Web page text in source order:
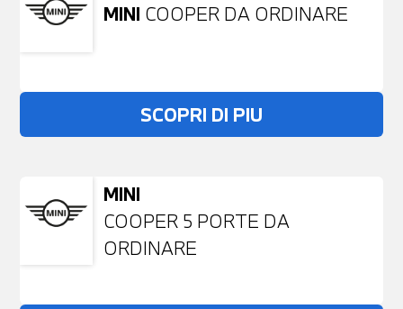
MINI COOPER DA ORDINARE
SCOPRI DI PIU
MINI
COOPER 5 PORTE DA
ORDINARE